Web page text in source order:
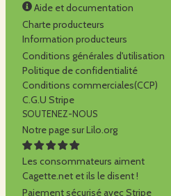
Aide et documentation
Charte producteurs
Information producteurs
Conditions générales d'utilisation
Politique de confidentialité
Conditions commerciales(CCP)
C.G.U Stripe
SOUTENEZ-NOUS
Notre page sur Lilo.org
Les consommateurs aiment
Cagette.net et ils le disent !
Paiement sécurisé avec Stripe